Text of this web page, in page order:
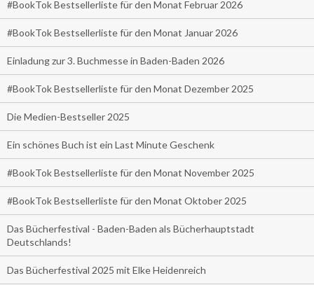
#BookTok Bestsellerliste für den Monat Februar 2026
#BookTok Bestsellerliste für den Monat Januar 2026
Einladung zur 3. Buchmesse in Baden-Baden 2026
#BookTok Bestsellerliste für den Monat Dezember 2025
Die Medien-Bestseller 2025
Ein schönes Buch ist ein Last Minute Geschenk
#BookTok Bestsellerliste für den Monat November 2025
#BookTok Bestsellerliste für den Monat Oktober 2025
Das Bücherfestival - Baden-Baden als Bücherhauptstadt
Deutschlands!
Das Bücherfestival 2025 mit Elke Heidenreich